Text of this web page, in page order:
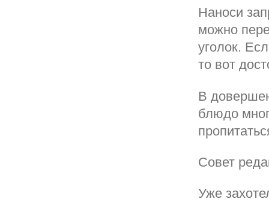
Наноси
можно
уголок.
то вот
В
блюдо
Совет
Уже